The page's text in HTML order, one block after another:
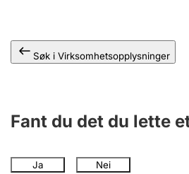
Søk i Virksomhetsopplysninger
Fant du det du lette
Ja Nei